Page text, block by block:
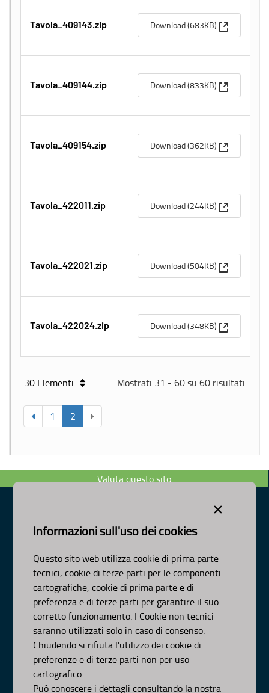
×
Informazioni sull'uso dei cookies
Questo sito web utilizza cookie di prima parte
tecnici, cookie di terze parti per le componenti
cartografiche, cookie di prima parte e di
preferenza e di terze parti per garantire il suo
corretto funzionamento. I Cookie non tecnici
saranno utilizzati solo in caso di consenso.
Chiudendo si rifiuta l'utilizzo dei cookie di
preferenze e di terze parti non per uso
cartografico
Può conoscere i dettagli consultando la nostra
Tavola_409143.zip Download (683KB) (Apre una
Tavola_409144.zip Download (833KB) (Apre una
Tavola_409154.zip Download (362KB) (Apre una
Tavola_422011.zip Download (244KB) (Apre una
Tavola_422021.zip Download (504KB) (Apre una
Tavola_422024.zip Download (348KB) (Apre una
30 Elementi Mostrati 31 - 60 su 60 risultati.
1 2
Valuta questo sito
Dipartimento Ambiente, Paesaggio e Qualità Urbana
scrivici:email-pec
© Regione Puglia
Organizzazione
Pianificazione
Programmazione
APPROFONDIMENTI
Osservazioni CNAPI